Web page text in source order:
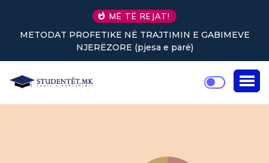
MË TË REJAT!
E GABIMEVE
Nuk keni vullnet për të punuar? Tre
rikthejnë energjinë